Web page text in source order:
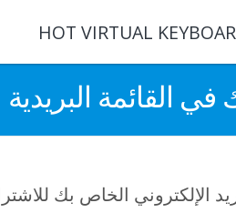
HOT VIRTUAL
القائمة البريدية
الإلكتروني الخاص بك